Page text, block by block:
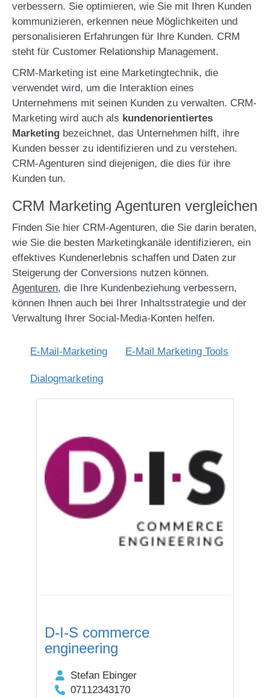
verbessern. Sie optimieren, wie Sie mit Ihren Kunden
kommunizieren, erkennen neue Möglichkeiten und
personalisieren Erfahrungen für Ihre Kunden. CRM
steht für Customer Relationship Management.
CRM-Marketing ist eine Marketingtechnik, die
verwendet wird, um die Interaktion eines
Unternehmens mit seinen Kunden zu verwalten. CRM-
Marketing wird auch als kundenorientiertes
Marketing bezeichnet, das Unternehmen hilft, ihre
Kunden besser zu identifizieren und zu verstehen.
CRM-Agenturen sind diejenigen, die dies für ihre
Kunden tun.
CRM Marketing Agenturen vergleichen
Finden Sie hier CRM-Agenturen, die Sie darin beraten,
wie Sie die besten Marketingkanäle identifizieren, ein
effektives Kundenerlebnis schaffen und Daten zur
Steigerung der Conversions nutzen können.
Agenturen, die Ihre Kundenbeziehung verbessern,
können Ihnen auch bei Ihrer Inhaltsstrategie und der
Verwaltung Ihrer Social-Media-Konten helfen.
E-Mail-Marketing E-Mail Marketing Tools
Dialogmarketing
D-I-S commerce
engineering
Stefan Ebinger
07112343170